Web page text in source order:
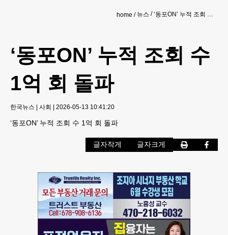
home 뉴스 ‘동포ON’ 누적 조회 수 1억 회 돌파
‘동포ON’ 누적 조회 수
1억 회 돌파
한국뉴스 | 사회 | 2026-05-13 10:41:20
‘동포ON’ 누적 조회 수 1억 회 돌파
글자작게 글자크게